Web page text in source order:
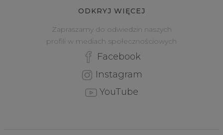
ODKRYJ WIĘCEJ
Zapraszamy do odwiedzin naszych
profili w mediach społecznościowych
Facebook
Instagram
YouTube